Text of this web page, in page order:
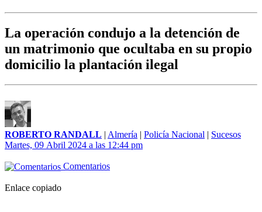
La operación condujo a la detención de
un matrimonio que ocultaba en su propio
domicilio la plantación ilegal
ROBERTO RANDALL | Almería | Policía Nacional | Sucesos
Martes, 09 Abril 2024 a las 12:44 pm
Comentarios
Enlace copiado